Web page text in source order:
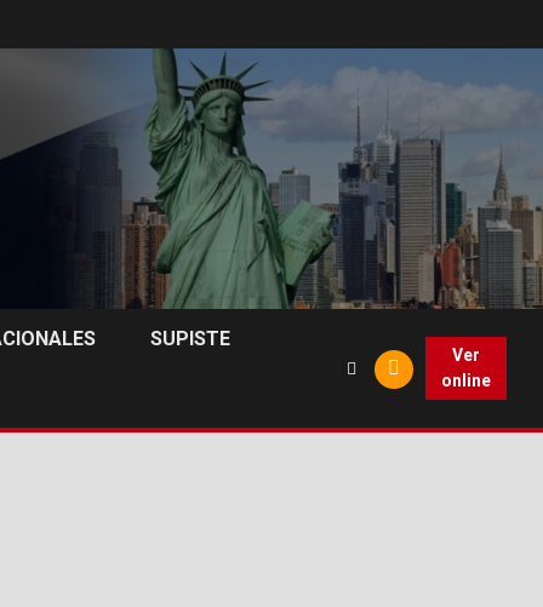
SUPISTE
Ver
online